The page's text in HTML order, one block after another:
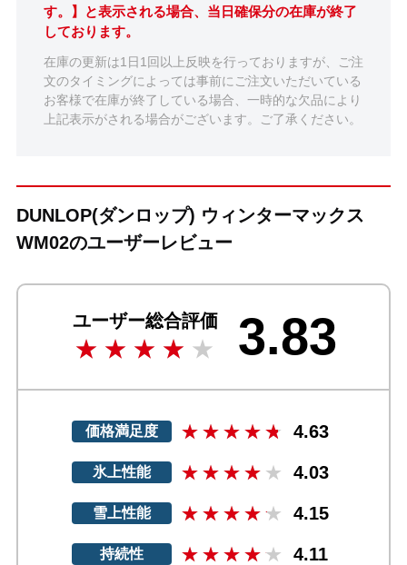
す。】と表示される場合、当日確保分の在庫が終了
しております。
在庫の更新は1日1回以上反映を行っておりますが、ご注
文のタイミングによっては事前にご注文いただいている
お客様で在庫が終了している場合、一時的な欠品により
上記表示がされる場合がございます。ご了承ください。
DUNLOP(ダンロップ) ウィンターマックス
WM02のユーザーレビュー
ユーザー総合評価 3.83
価格満足度 4.63
氷上性能 4.03
雪上性能 4.15
持続性 4.11